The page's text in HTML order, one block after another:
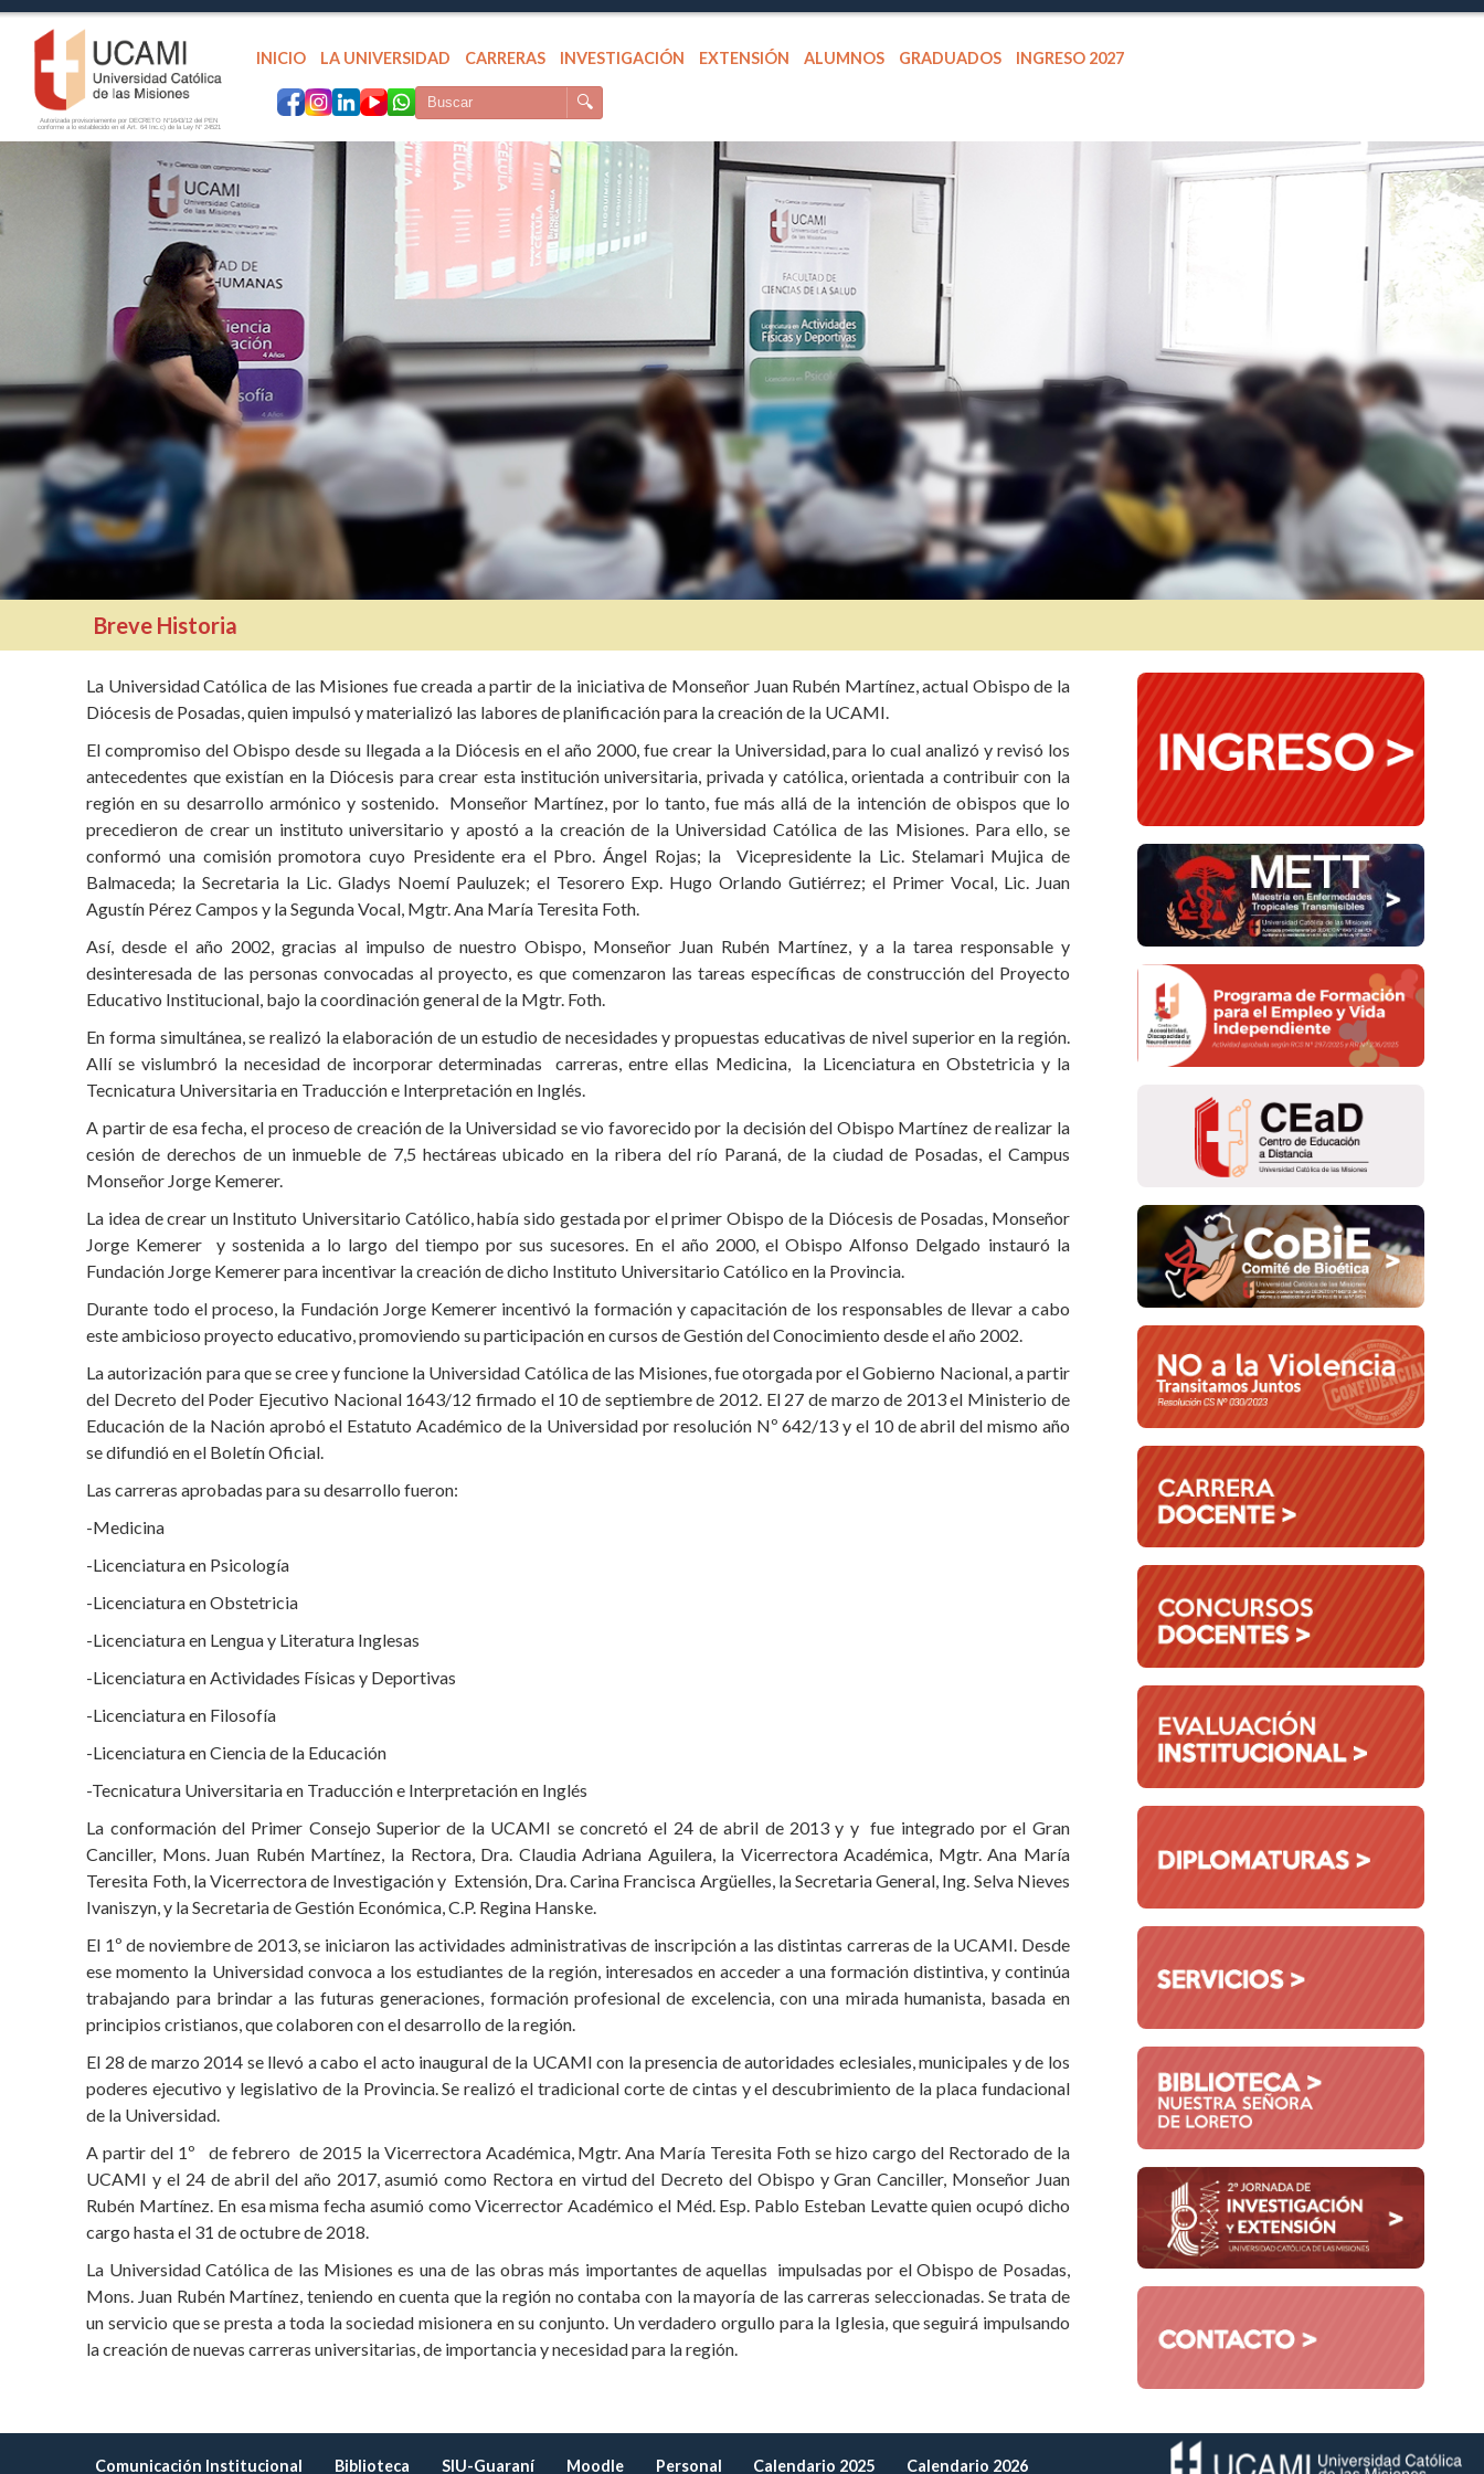
Autorizada provisoriamente por DECRETO N°1643/12 del PEN
conforme a lo establecido en el Art. 64 Inc.c) de la Ley N° 24521
INICIO LA UNIVERSIDAD CARRERAS INVESTIGACIÓN EXTENSIÓN ALUMNOS GRADUADOS INGRESO 2027
🔍
Breve Historia
La Universidad Católica de las Misiones fue creada a partir de la iniciativa de Monseñor Juan Rubén Martínez, actual Obispo de la
Diócesis de Posadas, quien impulsó y materializó las labores de planificación para la creación de la UCAMI.
El compromiso del Obispo desde su llegada a la Diócesis en el año 2000, fue crear la Universidad, para lo cual analizó y revisó los
antecedentes que existían en la Diócesis para crear esta institución universitaria, privada y católica, orientada a contribuir con la
región en su desarrollo armónico y sostenido. Monseñor Martínez, por lo tanto, fue más allá de la intención de obispos que lo
precedieron de crear un instituto universitario y apostó a la creación de la Universidad Católica de las Misiones. Para ello, se
conformó una comisión promotora cuyo Presidente era el Pbro. Ángel Rojas; la Vicepresidente la Lic. Stelamari Mujica de
Balmaceda; la Secretaria la Lic. Gladys Noemí Pauluzek; el Tesorero Exp. Hugo Orlando Gutiérrez; el Primer Vocal, Lic. Juan
Agustín Pérez Campos y la Segunda Vocal, Mgtr. Ana María Teresita Foth.
Así, desde el año 2002, gracias al impulso de nuestro Obispo, Monseñor Juan Rubén Martínez, y a la tarea responsable y
desinteresada de las personas convocadas al proyecto, es que comenzaron las tareas específicas de construcción del Proyecto
Educativo Institucional, bajo la coordinación general de la Mgtr. Foth.
En forma simultánea, se realizó la elaboración de un estudio de necesidades y propuestas educativas de nivel superior en la región.
Allí se vislumbró la necesidad de incorporar determinadas carreras, entre ellas Medicina, la Licenciatura en Obstetricia y la
Tecnicatura Universitaria en Traducción e Interpretación en Inglés.
A partir de esa fecha, el proceso de creación de la Universidad se vio favorecido por la decisión del Obispo Martínez de realizar la
cesión de derechos de un inmueble de 7,5 hectáreas ubicado en la ribera del río Paraná, de la ciudad de Posadas, el Campus
Monseñor Jorge Kemerer.
La idea de crear un Instituto Universitario Católico, había sido gestada por el primer Obispo de la Diócesis de Posadas, Monseñor
Jorge Kemerer y sostenida a lo largo del tiempo por sus sucesores. En el año 2000, el Obispo Alfonso Delgado instauró la
Fundación Jorge Kemerer para incentivar la creación de dicho Instituto Universitario Católico en la Provincia.
Durante todo el proceso, la Fundación Jorge Kemerer incentivó la formación y capacitación de los responsables de llevar a cabo
este ambicioso proyecto educativo, promoviendo su participación en cursos de Gestión del Conocimiento desde el año 2002.
La autorización para que se cree y funcione la Universidad Católica de las Misiones, fue otorgada por el Gobierno Nacional, a partir
del Decreto del Poder Ejecutivo Nacional 1643/12 firmado el 10 de septiembre de 2012. El 27 de marzo de 2013 el Ministerio de
Educación de la Nación aprobó el Estatuto Académico de la Universidad por resolución Nº 642/13 y el 10 de abril del mismo año
se difundió en el Boletín Oficial.
Las carreras aprobadas para su desarrollo fueron:
-Medicina
-Licenciatura en Psicología
-Licenciatura en Obstetricia
-Licenciatura en Lengua y Literatura Inglesas
-Licenciatura en Actividades Físicas y Deportivas
-Licenciatura en Filosofía
-Licenciatura en Ciencia de la Educación
-Tecnicatura Universitaria en Traducción e Interpretación en Inglés
La conformación del Primer Consejo Superior de la UCAMI se concretó el 24 de abril de 2013 y y fue integrado por el Gran
Canciller, Mons. Juan Rubén Martínez, la Rectora, Dra. Claudia Adriana Aguilera, la Vicerrectora Académica, Mgtr. Ana María
Teresita Foth, la Vicerrectora de Investigación y Extensión, Dra. Carina Francisca Argüelles, la Secretaria General, Ing. Selva Nieves
Ivaniszyn, y la Secretaria de Gestión Económica, C.P. Regina Hanske.
El 1º de noviembre de 2013, se iniciaron las actividades administrativas de inscripción a las distintas carreras de la UCAMI. Desde
ese momento la Universidad convoca a los estudiantes de la región, interesados en acceder a una formación distintiva, y continúa
trabajando para brindar a las futuras generaciones, formación profesional de excelencia, con una mirada humanista, basada en
principios cristianos, que colaboren con el desarrollo de la región.
El 28 de marzo 2014 se llevó a cabo el acto inaugural de la UCAMI con la presencia de autoridades eclesiales, municipales y de los
poderes ejecutivo y legislativo de la Provincia. Se realizó el tradicional corte de cintas y el descubrimiento de la placa fundacional
de la Universidad.
A partir del 1º de febrero de 2015 la Vicerrectora Académica, Mgtr. Ana María Teresita Foth se hizo cargo del Rectorado de la
UCAMI y el 24 de abril del año 2017, asumió como Rectora en virtud del Decreto del Obispo y Gran Canciller, Monseñor Juan
Rubén Martínez. En esa misma fecha asumió como Vicerrector Académico el Méd. Esp. Pablo Esteban Levatte quien ocupó dicho
cargo hasta el 31 de octubre de 2018.
La Universidad Católica de las Misiones es una de las obras más importantes de aquellas impulsadas por el Obispo de Posadas,
Mons. Juan Rubén Martínez, teniendo en cuenta que la región no contaba con la mayoría de las carreras seleccionadas. Se trata de
un servicio que se presta a toda la sociedad misionera en su conjunto. Un verdadero orgullo para la Iglesia, que seguirá impulsando
la creación de nuevas carreras universitarias, de importancia y necesidad para la región.
Comunicación Institucional Biblioteca SIU-Guaraní Moodle Personal Calendario 2025 Calendario 2026